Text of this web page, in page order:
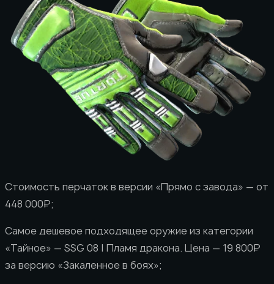
Стоимость перчаток в версии «Прямо с завода» — от
448 000₽;
Самое дешевое подходящее оружие из категории
«Тайное» — SSG 08 | Пламя дракона. Цена — 19 800₽
за версию «Закаленное в боях»;